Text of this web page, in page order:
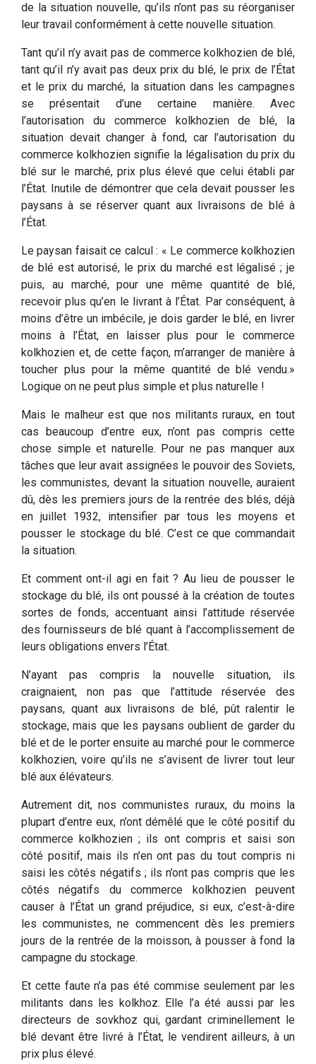
de la situation nouvelle, qu’ils n’ont pas su réorganiser
leur travail conformément à cette nouvelle situation.
Tant qu’il n’y avait pas de commerce kolkhozien de blé,
tant qu’il n’y avait pas deux prix du blé, le prix de l’État
et le prix du marché, la situation dans les campagnes
se présentait d’une certaine manière. Avec
l’autorisation du commerce kolkhozien de blé, la
situation devait changer à fond, car l’autorisation du
commerce kolkhozien signifie la légalisation du prix du
blé sur le marché, prix plus élevé que celui établi par
l’État. Inutile de démontrer que cela devait pousser les
paysans à se réserver quant aux livraisons de blé à
l’État.
Le paysan faisait ce calcul : « Le commerce kolkhozien
de blé est autorisé, le prix du marché est légalisé ; je
puis, au marché, pour une même quantité de blé,
recevoir plus qu’en le livrant à l’État. Par conséquent, à
moins d’être un imbécile, je dois garder le blé, en livrer
moins à l’État, en laisser plus pour le commerce
kolkhozien et, de cette façon, m’arranger de manière à
toucher plus pour la même quantité de blé vendu.»
Logique on ne peut plus simple et plus naturelle !
Mais le malheur est que nos militants ruraux, en tout
cas beaucoup d’entre eux, n’ont pas compris cette
chose simple et naturelle. Pour ne pas manquer aux
tâches que leur avait assignées le pouvoir des Soviets,
les communistes, devant la situation nouvelle, auraient
dû, dès les premiers jours de la rentrée des blés, déjà
en juillet 1932, intensifier par tous les moyens et
pousser le stockage du blé. C’est ce que commandait
la situation.
Et comment ont-il agi en fait ? Au lieu de pousser le
stockage du blé, ils ont poussé à la création de toutes
sortes de fonds, accentuant ainsi l’attitude réservée
des fournisseurs de blé quant à l’accomplissement de
leurs obligations envers l’État.
N’ayant pas compris la nouvelle situation, ils
craignaient, non pas que l’attitude réservée des
paysans, quant aux livraisons de blé, pût ralentir le
stockage, mais que les paysans oublient de garder du
blé et de le porter ensuite au marché pour le commerce
kolkhozien, voire qu’ils ne s’avisent de livrer tout leur
blé aux élévateurs.
Autrement dit, nos communistes ruraux, du moins la
plupart d’entre eux, n’ont démêlé que le côté positif du
commerce kolkhozien ; ils ont compris et saisi son
côté positif, mais ils n’en ont pas du tout compris ni
saisi les côtés négatifs ; ils n’ont pas compris que les
côtés négatifs du commerce kolkhozien peuvent
causer à l’État un grand préjudice, si eux, c’est-à-dire
les communistes, ne commencent dès les premiers
jours de la rentrée de la moisson, à pousser à fond la
campagne du stockage.
Et cette faute n’a pas été commise seulement par les
militants dans les kolkhoz. Elle l’a été aussi par les
directeurs de sovkhoz qui, gardant criminellement le
blé devant être livré à l’État, le vendirent ailleurs, à un
prix plus élevé.